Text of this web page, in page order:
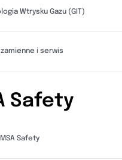
Wtrysku Gazu (GIT)
i serwis
Safety
Safety